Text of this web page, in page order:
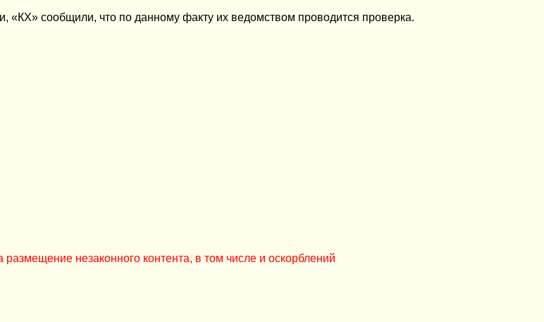
сообщили, что по данному факту их ведомством проводится проверка.
незаконного контента, в том числе и оскорблений